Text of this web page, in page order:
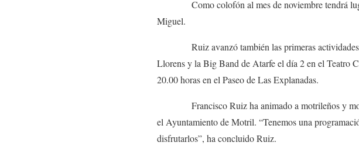
Como colofón al mes de noviembre tendrá lugar
Miguel.
Ruiz avanzó también las primeras actividades
Llorens y la Big Band de Atarfe el día 2 en el Teatro
20.00 horas en el Paseo de Las Explanadas.
Francisco Ruiz ha animado a motrileños y
el Ayuntamiento de Motril. “Tenemos una
disfrutarlos”, ha concluido Ruiz.